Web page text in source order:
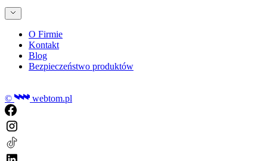
O Firmie
Kontakt
Blog
Bezpieczeństwo produktów
© webtom.pl